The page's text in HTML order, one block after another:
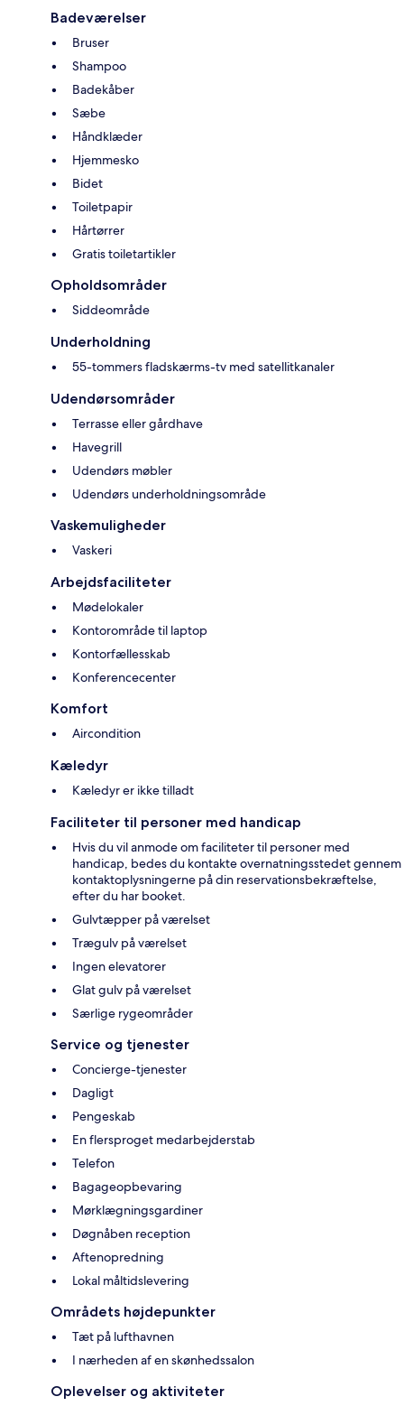
Badeværelser
Bruser
Shampoo
Badekåber
Sæbe
Håndklæder
Hjemmesko
Bidet
Toiletpapir
Hårtørrer
Gratis toiletartikler
Opholdsområder
Siddeområde
Underholdning
55-tommers fladskærms-tv med satellitkanaler
Udendørsområder
Terrasse eller gårdhave
Havegrill
Udendørs møbler
Udendørs underholdningsområde
Vaskemuligheder
Vaskeri
Arbejdsfaciliteter
Mødelokaler
Kontorområde til laptop
Kontorfællesskab
Konferencecenter
Komfort
Aircondition
Kæledyr
Kæledyr er ikke tilladt
Faciliteter til personer med handicap
Hvis du vil anmode om faciliteter til personer med
handicap, bedes du kontakte overnatningsstedet gennem
kontaktoplysningerne på din reservationsbekræftelse,
efter du har booket.
Gulvtæpper på værelset
Trægulv på værelset
Ingen elevatorer
Glat gulv på værelset
Særlige rygeområder
Service og tjenester
Concierge-tjenester
Dagligt
Pengeskab
En flersproget medarbejderstab
Telefon
Bagageopbevaring
Mørklægningsgardiner
Døgnåben reception
Aftenopredning
Lokal måltidslevering
Områdets højdepunkter
Tæt på lufthavnen
I nærheden af en skønhedssalon
Oplevelser og aktiviteter